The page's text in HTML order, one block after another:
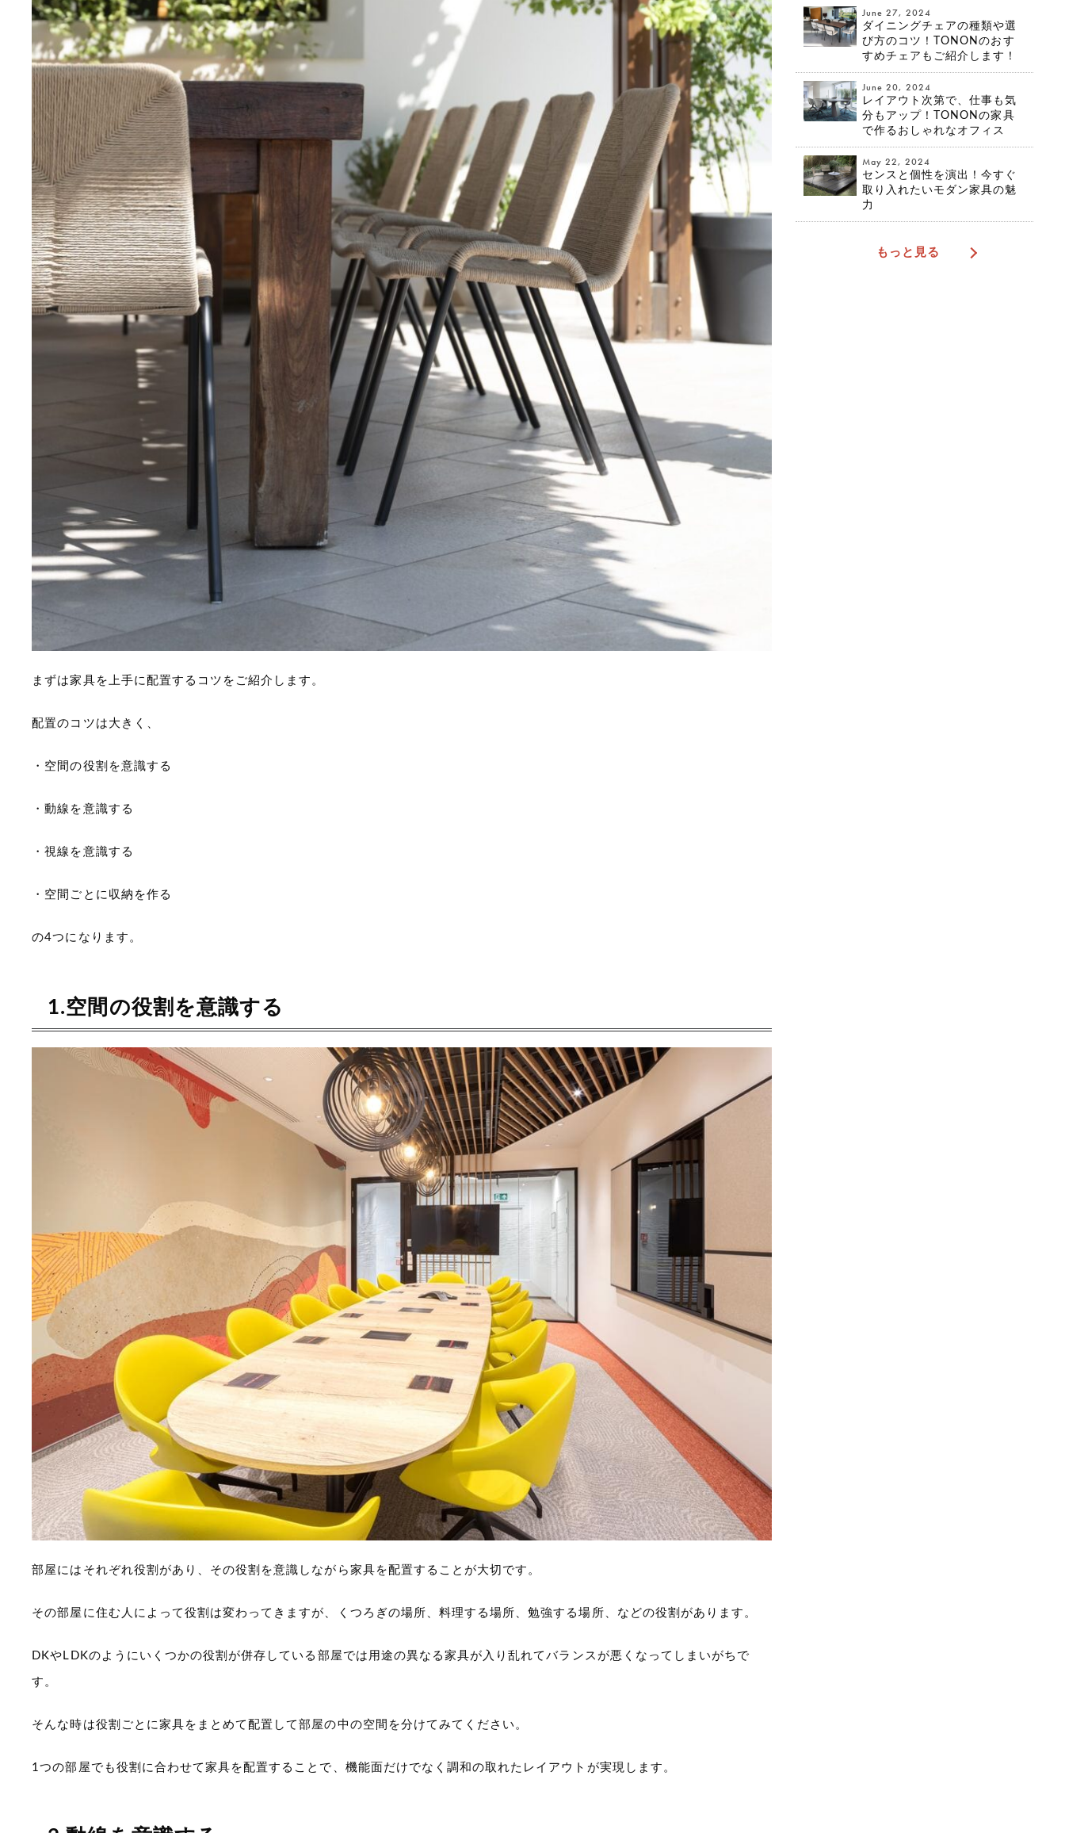
まずは家具を上手に配置するコツをご紹介します。
配置のコツは大きく、
・空間の役割を意識する
・動線を意識する
・視線を意識する
・空間ごとに収納を作る
の4つになります。
1.空間の役割を意識する
部屋にはそれぞれ役割があり、その役割を意識しながら家具を配置することが大切です。
その部屋に住む人によって役割は変わってきますが、くつろぎの場所、料理する場所、勉強する場所、などの役割があります。
DKやLDKのようにいくつかの役割が併存している部屋では用途の異なる家具が入り乱れてバランスが悪くなってしまいがちで
す。
そんな時は役割ごとに家具をまとめて配置して部屋の中の空間を分けてみてください。
1つの部屋でも役割に合わせて家具を配置することで、機能面だけでなく調和の取れたレイアウトが実現します。
June 27, 2024
ダイニングチェアの種類や選
び方のコツ！TONONのおす
すめチェアもご紹介します！
June 20, 2024
レイアウト次第で、仕事も気
分もアップ！TONONの家具
で作るおしゃれなオフィス
May 22, 2024
センスと個性を演出！今すぐ
取り入れたいモダン家具の魅
力
もっと見る